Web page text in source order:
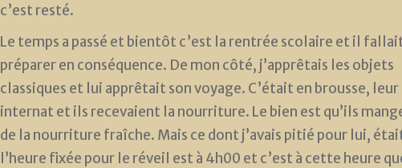
c’est resté.
Le temps a passé et bientôt c’est la rentrée scolaire et il
préparer en conséquence. De mon côté, j’apprêtais les objets
classiques et lui apprêtait son voyage. C’était en brousse, leur
internat et ils recevaient la nourriture. Le bien est qu’ils
de la nourriture fraîche. Mais ce dont j’avais pitié pour lui,
l’heure fixée pour le réveil est à 4h00 et c’est à cette heure